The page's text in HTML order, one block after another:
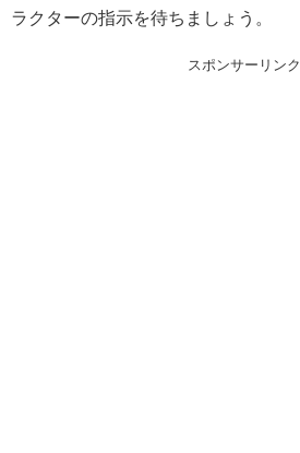
ラクターの指示を待ちましょう。
スポンサーリンク